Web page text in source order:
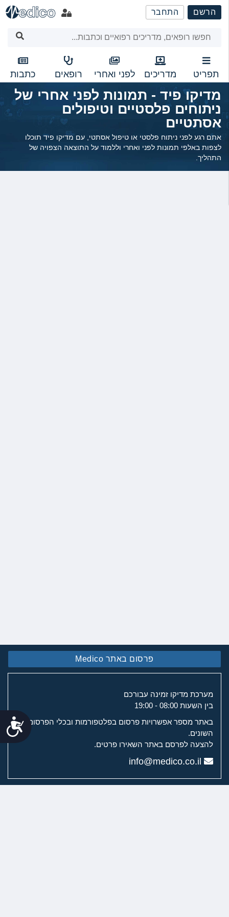
שִׂים
לֵב:
מַעֲרֶכֶת
נָגִישׁ
בִּקְלִיק
הַמְּסַיַּעַת
לִנְגִישׁוּת
הָאֲתָר.
הרשם התחבר
תפריט מדריכים לפני ואחרי רופאים כתבות
מדיקו פיד - תמונות לפני אחרי של
ניתוחים פלסטיים וטיפולים
אסתטיים
אתם רגע לפני ניתוח פלסטי או טיפול אסתטי, עם מדיקו פיד תוכלו
לצפות באלפי תמונות לפני ואחרי וללמוד על התוצאה הצפויה של
התהליך.
פרסום באתר Medico
מערכת מדיקו זמינה עבורכם
בין השעות 08:00 - 19:00
באתר מספר אפשרויות פרסום בפלטפורמות ובכלי הפרסום
השונים.
להצעה לפרסם באתר השאירו פרטים.
info@medico.co.il